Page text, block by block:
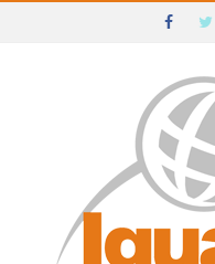
IGUAÍ E SUDOESTE